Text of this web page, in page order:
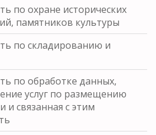
по охране исторических
памятников культуры
по складированию и
по обработке данных,
услуг по размещению
и связанная с этим